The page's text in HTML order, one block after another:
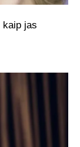
kaip jas